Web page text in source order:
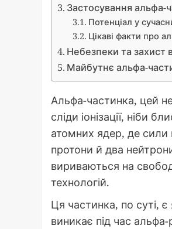
Застосування альфа-
Потенціал у
Цікаві факти про
Небезпеки та захист
Майбутнє альфа-
Альфа-частинка, цей
сліди іонізації, ніби
атомних ядер, де сили
протони й два
вириваються на
технологій.
Ця частинка, по суті,
виникає під час